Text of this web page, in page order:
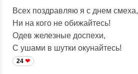
Всех поздравляю я с днем смеха,
Ни на кого не обижайтесь!
Одев железные доспехи,
С ушами в шутки окунайтесь!
24